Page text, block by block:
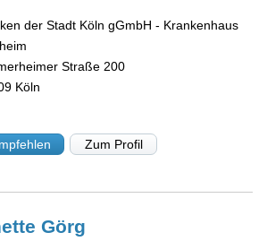
der Stadt Köln gGmbH - Krankenhaus
Straße 200
Köln
Zum Profil
Görg